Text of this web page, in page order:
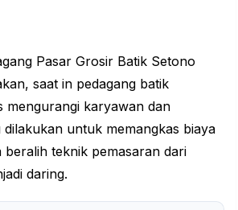
Pasar Grosir Batik Setono
saat in pedagang batik
mengurangi karyawan dan
untuk memangkas biaya
teknik pemasaran dari
daring.